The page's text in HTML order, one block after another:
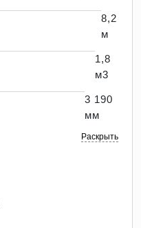
8,2
м
1,8
м3
3 190
мм
Раскрыть